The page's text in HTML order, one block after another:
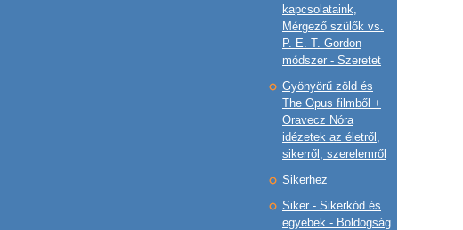
kapcsolataink,
Mérgező szülők vs.
P. E. T. Gordon
módszer - Szeretet
Gyönyörű zöld és
The Opus filmből +
Oravecz Nóra
idézetek az életről,
sikerről, szerelemről
Sikerhez
Siker - Sikerkód és
egyebek - Boldogság